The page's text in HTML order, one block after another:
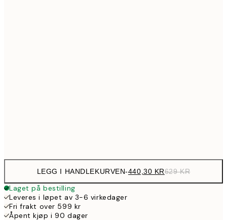
LEGG I HANDLEKURVEN-440,30 KR629 KR
Laget på bestilling
Leveres i løpet av 3-6 virkedager
Fri frakt over 599 kr
Åpent kjøp i 90 dager